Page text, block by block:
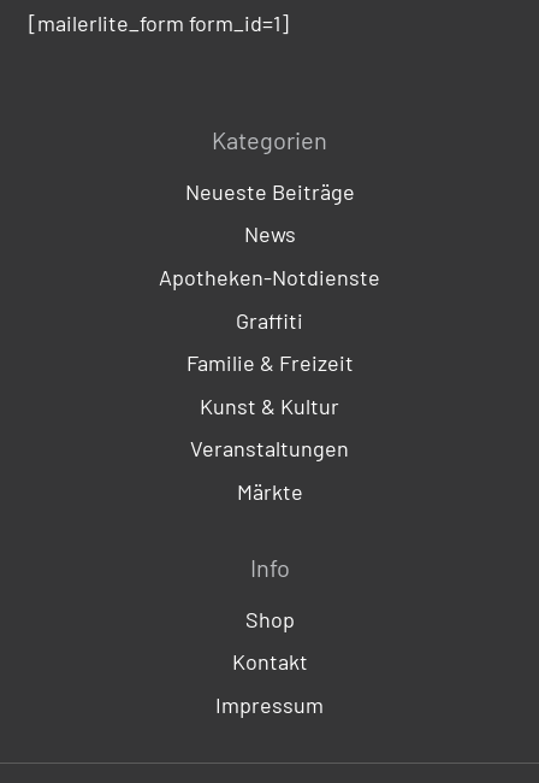
[mailerlite_form form_id=1]
Kategorien
Neueste Beiträge
News
Apotheken-Notdienste
Graffiti
Familie & Freizeit
Kunst & Kultur
Veranstaltungen
Märkte
Info
Shop
Kontakt
Impressum